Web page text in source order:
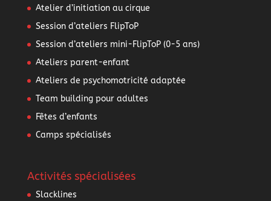
Atelier d’initiation au cirque
Session d’ateliers FlipToP
Session d’ateliers mini-FlipToP (0-5 ans)
Ateliers parent-enfant
Ateliers de psychomotricité adaptée
Team building pour adultes
Fêtes d’enfants
Camps spécialisés
Activités spécialisées
Slacklines